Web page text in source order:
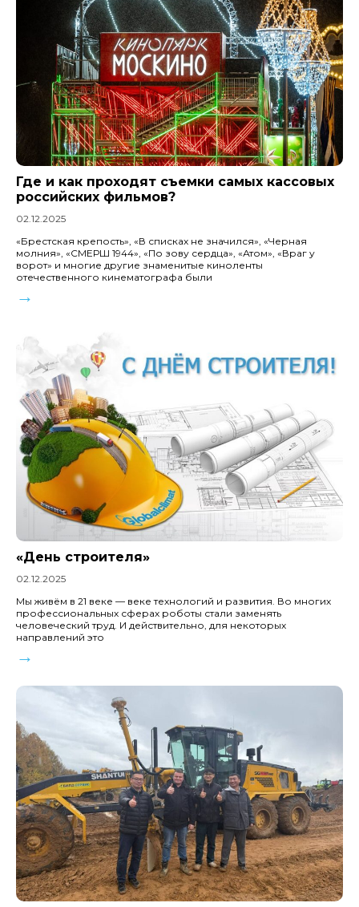
Где и как проходят съемки самых кассовых
российских фильмов?
02.12.2025
«Брестская крепость», «В списках не значился», «Черная
молния», «СМЕРШ 1944», «По зову сердца», «Атом», «Враг у
ворот» и многие другие знаменитые киноленты
отечественного кинематографа были
→
«День строителя»
02.12.2025
Мы живём в 21 веке — веке технологий и развития. Во многих
профессиональных сферах роботы стали заменять
человеческий труд. И действительно, для некоторых
направлений это
→